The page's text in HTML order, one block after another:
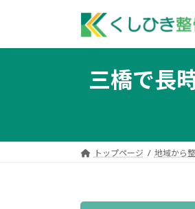
ッ
移
三橋で長
トップページ 地域から